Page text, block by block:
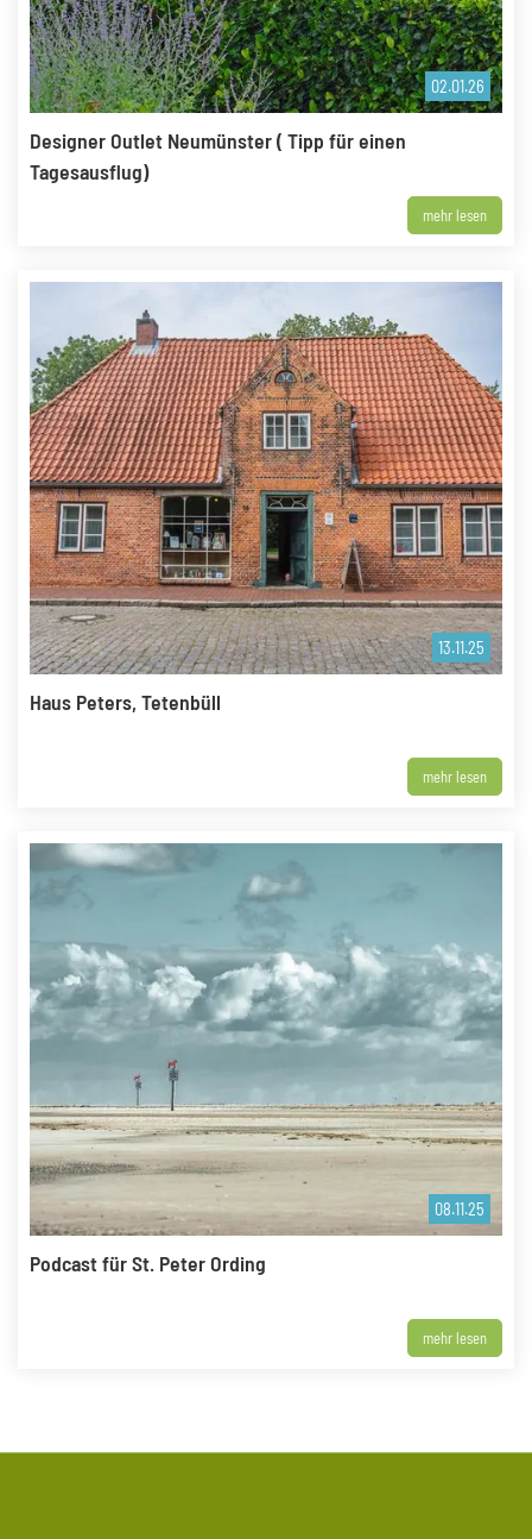
02.01.26
Designer Outlet Neumünster ( Tipp für einen
Tagesausflug)
mehr lesen
13.11.25
Haus Peters, Tetenbüll
mehr lesen
08.11.25
Podcast für St. Peter Ording
mehr lesen